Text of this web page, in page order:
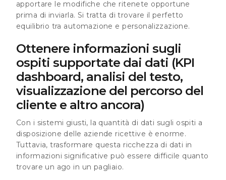
apportare le modifiche che ritenete opportune
prima di inviarla. Si tratta di trovare il perfetto
equilibrio tra automazione e personalizzazione.
Ottenere informazioni sugli
ospiti supportate dai dati (KPI
dashboard, analisi del testo,
visualizzazione del percorso del
cliente e altro ancora)
Con i sistemi giusti, la quantità di dati sugli ospiti a
disposizione delle aziende ricettive è enorme.
Tuttavia, trasformare questa ricchezza di dati in
informazioni significative può essere difficile quanto
trovare un ago in un pagliaio.